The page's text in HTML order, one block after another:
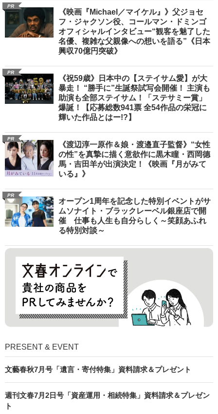
PR
《映画『Michael／マイケル』》父ジョセ
フ・ジャクソン役、コールマン・ドミンゴ
オフィシャルインタビュー“観客を魅了した
名優、複雑な父親像への想いを語る”《日本
興収70億円突破》
PR
《祝59歳》日本中の【ステイサム愛】が大
暴走！ “勝手に”生誕祭試写会開催！ 主演も
助演も全部ステイサム！「ステサミー賞」
爆誕！【応募総数941票 全54作品の栄冠に
輝いた作品とはー!?】
PR
《渡辺淳一原作＆娘・渡邉直子監督》“女性
の性”を真摯に描く意欲作に黒木瞳・西岡德
馬・吉田羊が出演決定！《映画『月がみて
いる』》
PR
オープン1周年を記念した特別イベントがサ
ムソナイト・ブラックレーベル銀座店で開
催 仕事も人生も自分らしく～笑顔あふれ
る特別対談～
PRESENT & EVENT
文藝春秋7月号「遺言・寄付特集」資料請求＆プレゼント
週刊文春7月2日号「資産運用・相続特集」資料請求＆プレゼン
ト